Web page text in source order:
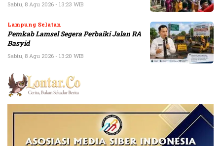
Sabtu, 8 Agu 2026 - 13:23 WIB
Lampung Selatan
Pemkab Lamsel Segera Perbaiki Jalan RA
Basyid
Sabtu, 8 Agu 2026 - 13:20 WIB